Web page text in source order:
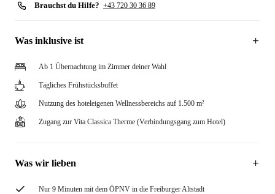
Brauchst du Hilfe? +43 720 30 36 89
Was inklusive ist
Ab 1 Übernachtung im Zimmer deiner Wahl
Tägliches Frühstücksbuffet
Nutzung des hoteleigenen Wellnessbereichs auf 1.500 m²
Zugang zur Vita Classica Therme (Verbindungsgang zum Hotel)
Was wir lieben
Nur 9 Minuten mit dem ÖPNV in die Freiburger Altstadt